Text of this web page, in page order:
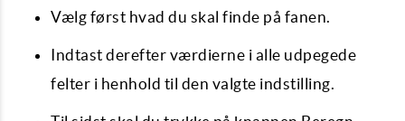
Vælg først hvad du skal finde på fanen.
Indtast derefter værdierne i alle udpegede
felter i henhold til den valgte indstilling.